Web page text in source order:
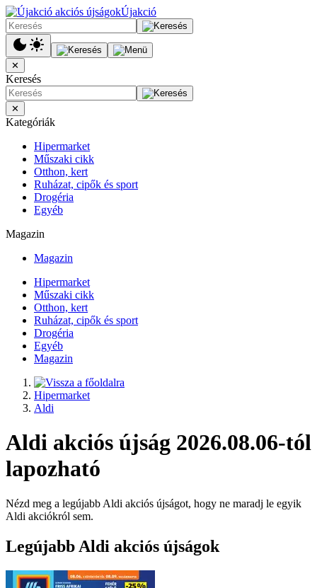
Újakció
✕
Keresés
✕
Kategóriák
Hipermarket
Műszaki cikk
Otthon, kert
Ruházat, cipők és sport
Drogéria
Egyéb
Magazin
Magazin
Hipermarket
Műszaki cikk
Otthon, kert
Ruházat, cipők és sport
Drogéria
Egyéb
Magazin
Hipermarket
Aldi
Aldi akciós újság 2026.08.06-tól
lapozható
Nézd meg a legújabb Aldi akciós újságot, hogy ne maradj le egyik
Aldi akciókról sem.
Legújabb Aldi akciós újságok